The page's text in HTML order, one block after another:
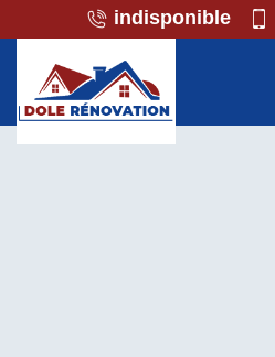
indisponible